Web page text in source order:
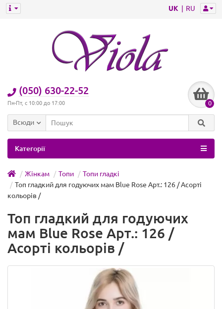
UK RU
(050) 630-22-52
Пн-Пт, с 10:00 до 17:00 0
Всюди
Категорії
Жінкам Топи
Топи гладкі
Топ гладкий для годуючих мам Blue Rose Арт.: 126 / Асорті
кольорів /
Топ гладкий для годуючих
мам Blue Rose Арт.: 126 /
Асорті кольорів /